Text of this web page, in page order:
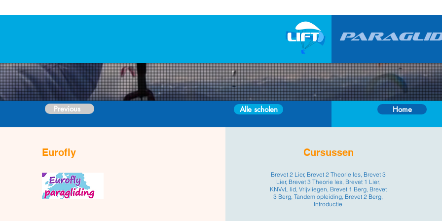
Previous Alle scholen Home
Eurofly Cursussen
Brevet 2 Lier, Brevet 2 Theorie les, Brevet 3
Lier, Brevet 3 Theorie les, Brevet 1 Lier,
KNVvL lid, Vrijvliegen, Brevet 1 Berg, Brevet
3 Berg, Tandem opleiding, Brevet 2 Berg,
Introductie